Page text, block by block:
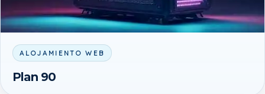
ALOJAMIENTO WEB
Plan 90